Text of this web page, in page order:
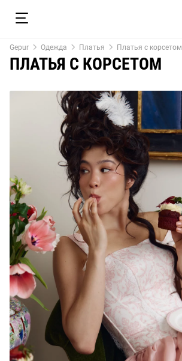
Сарафаны
Gepur Одежда Платья Платья с корсетом
ПЛАТЬЯ С КОРСЕТОМ